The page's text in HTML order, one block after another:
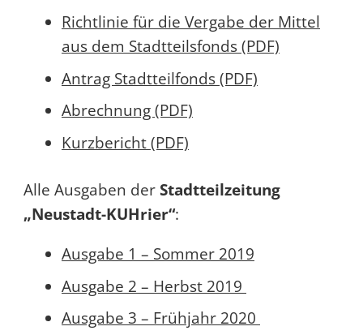
Richtlinie für die Vergabe der Mittel
aus dem Stadtteilsfonds (PDF)
Antrag Stadtteilfonds (PDF)
Abrechnung (PDF)
Kurzbericht (PDF)
Alle Ausgaben derStadtteilzeitung
„Neustadt-KUHrier“:
Ausgabe 1 – Sommer 2019
Ausgabe 2 – Herbst 2019
Ausgabe 3 – Frühjahr 2020